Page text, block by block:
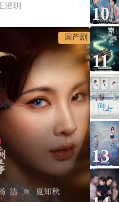
澄玥
国产剧
10
11
12
13